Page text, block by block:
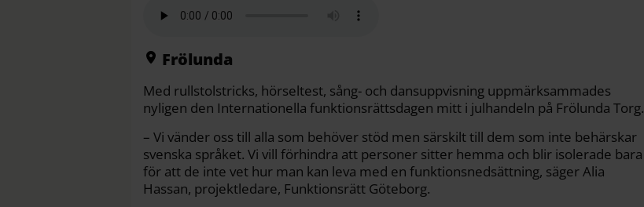
b t
Frölunda
Med rullstolstricks, hörseltest, sång- och dansuppvisning uppmärksammades
nyligen den Internationella funktionsrättsdagen mitt i julhandeln på Frölunda Torg.
– Vi vänder oss till alla som behöver stöd men särskilt till dem som inte behärskar
svenska språket. Vi vill förhindra att personer sitter hemma och blir isolerade bara
för att de inte vet hur man kan leva med en funktionsnedsättning, säger Alia
Hassan, projektledare, Funktionsrätt Göteborg.